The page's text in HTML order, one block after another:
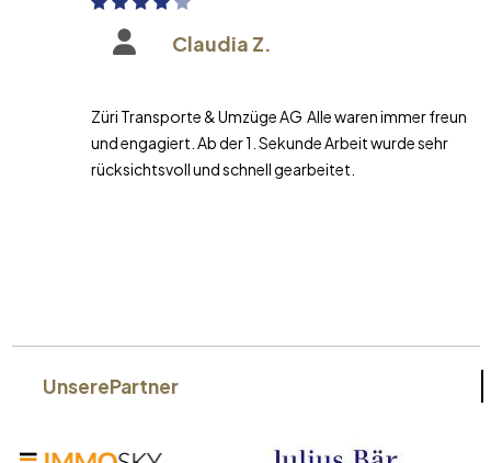
Claudia Z.
Züri Transporte & Umzüge AG Alle waren immer freundlich
und engagiert. Ab der 1. Sekunde Arbeit wurde sehr
rücksichtsvoll und schnell gearbeitet.
UnserePartner